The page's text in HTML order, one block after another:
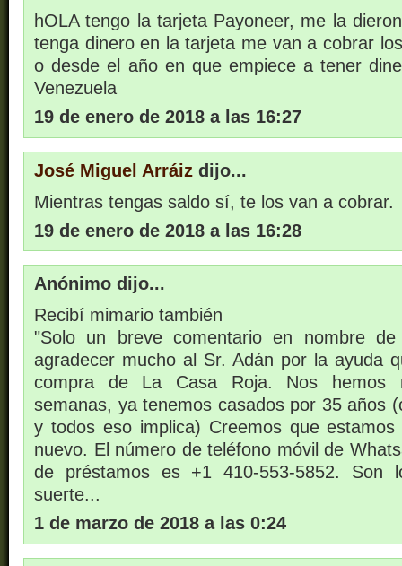
hOLA tengo la tarjeta Payoneer, me la
tenga dinero en la tarjeta me van a cobrar
o desde el año en que empiece a tener
Venezuela
19 de enero de 2018 a las 16:27
José Miguel Arráiz dijo...
Mientras tengas saldo sí, te los van a cobrar.
19 de enero de 2018 a las 16:28
Anónimo dijo...
Recibí mimario también
"Solo un breve comentario en nombre
agradecer mucho al Sr. Adán por la ayuda
compra de La Casa Roja. Nos hemos
semanas, ya tenemos casados por 35 años
y todos eso implica) Creemos que
nuevo. El número de teléfono móvil de
de préstamos es +1 410-553-5852. Son
suerte...
1 de marzo de 2018 a las 0:24